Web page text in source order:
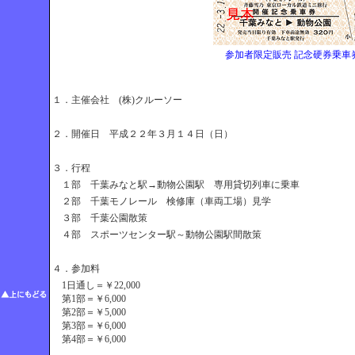
参加者限定販売 記念硬券乗車
１．主催会社 (株)クルーソー
２．開催日 平成２２年３月１４日（日）
３．行程
１部 千葉みなと駅→動物公園駅 専用貸切列車に乗車
２部 千葉モノレール 検修庫（車両工場）見学
３部 千葉公園散策
４部 スポーツセンター駅～動物公園駅間散策
４．参加料
1日通し＝￥22,000
第1部＝￥6,000
第2部＝￥5,000
第3部＝￥6,000
第4部＝￥6,000